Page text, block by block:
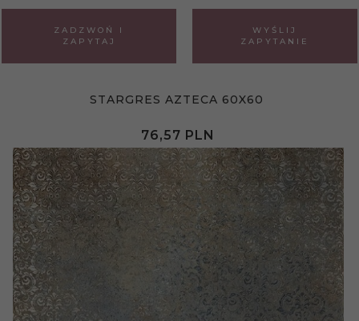
ZADZWOŃ I
ZAPYTAJ
WYŚLIJ
ZAPYTANIE
STARGRES AZTECA 60X60
76,57 PLN